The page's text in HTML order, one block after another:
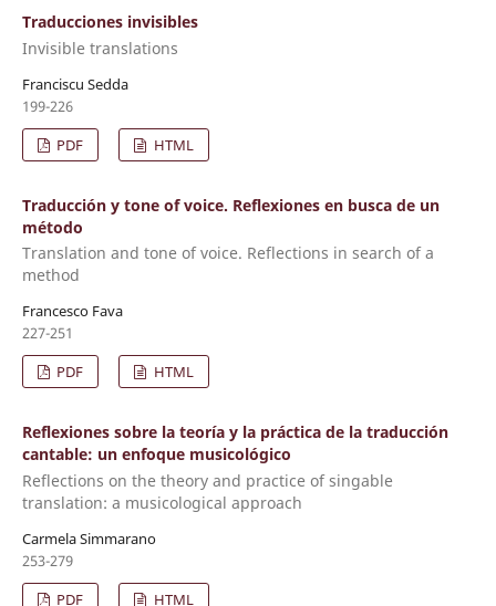
Traducciones invisibles
Invisible translations
Franciscu Sedda
199-226
PDF
HTML
Traducción y tone of voice. Reflexiones en busca de un
método
Translation and tone of voice. Reflections in search of a
method
Francesco Fava
227-251
PDF
HTML
Reflexiones sobre la teoría y la práctica de la traducción
cantable: un enfoque musicológico
Reflections on the theory and practice of singable
translation: a musicological approach
Carmela Simmarano
253-279
PDF
HTML